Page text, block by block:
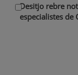
Desitjo rebre
especialistes de